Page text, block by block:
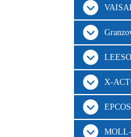
X-
EPCOS